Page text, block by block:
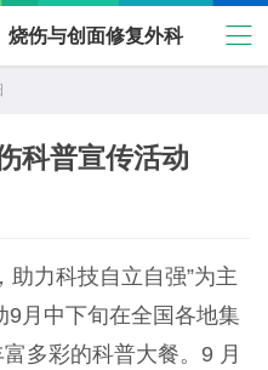
烧伤与创面修复外科
科普宣传活动
助力科技自立自强”为主
9月中下旬在全国各地集
多彩的科普大餐。9 月